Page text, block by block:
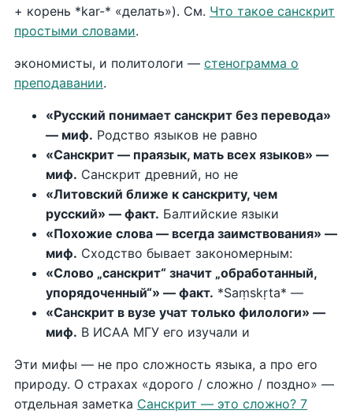
+ корень *kar-* «делать»). См. Что такое санскрит
простыми словами.
экономисты, и политологи — стенограмма о
преподавании.
«Русский понимает санскрит без перевода»
— миф. Родство языков не равно
«Санскрит — праязык, мать всех языков» —
миф. Санскрит древний, но не
«Литовский ближе к санскриту, чем
русский» — факт. Балтийские языки
«Похожие слова — всегда заимствования» —
миф. Сходство бывает закономерным:
«Слово „санскрит“ значит „обработанный,
упорядоченный“» — факт. *Saṃskṛta* —
«Санскрит в вузе учат только филологи» —
миф. В ИСАА МГУ его изучали и
Эти мифы — не про сложность языка, а про его
природу. О страхах «дорого / сложно / поздно» —
отдельная заметка Санскрит — это сложно? 7